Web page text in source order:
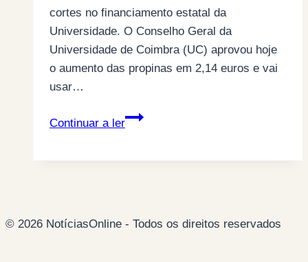
cortes no financiamento estatal da
Universidade. O Conselho Geral da
Universidade de Coimbra (UC) aprovou hoje
o aumento das propinas em 2,14 euros e vai
usar…
Continuar a ler
Propinas
Coimbra
© 2026 NotíciasOnline - Todos os direitos reservados